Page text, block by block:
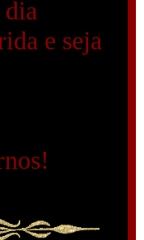
dia
e seja